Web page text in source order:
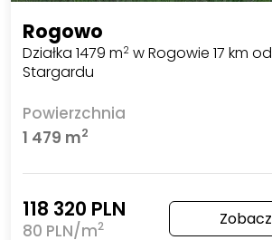
Rogowo
Działka 1479 m2 w Rogowie 17 km od
Stargardu
Powierzchnia
1 479 m2
118 320 PLN
80 PLN/m2 Zobacz